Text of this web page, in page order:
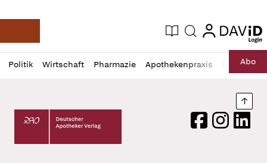
Deutsche Apotheker Zeitung
Aktuelle Ausgabe
Suche login
login
Politik Wirtschaft Pharmazie Apothekenpraxis RechtAbo
Profil
öffnen
Daz
Pur
Deutscher Apotheker Verlag Logo
FacebookInstagram